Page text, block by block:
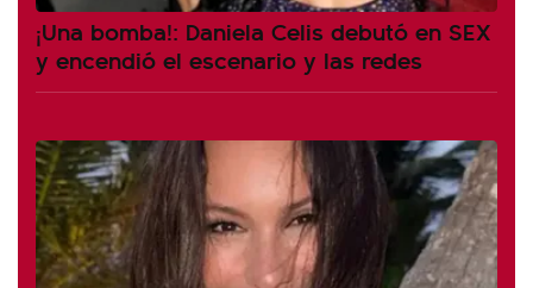
¡Una bomba!: Daniela Celis debutó en SEX
y encendió el escenario y las redes